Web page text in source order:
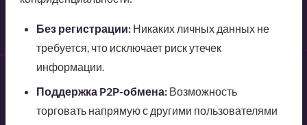
Без регистрации:Никаких личных данных не
требуется, что исключает риск утечек
информации.
Поддержка P2P-обмена:Возможность
торговать напрямую с другими пользователями